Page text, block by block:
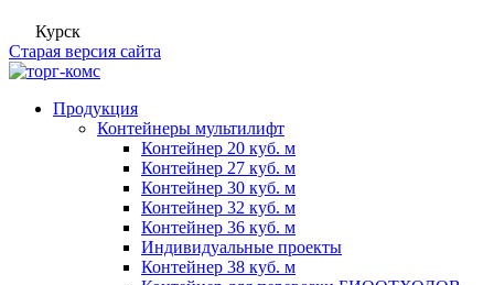
Курск
Старая версия сайта
Продукция
Контейнеры мультилифт
Контейнер 20 куб. м
Контейнер 27 куб. м
Контейнер 30 куб. м
Контейнер 32 куб. м
Контейнер 36 куб. м
Индивидуальные проекты
Контейнер 38 куб. м